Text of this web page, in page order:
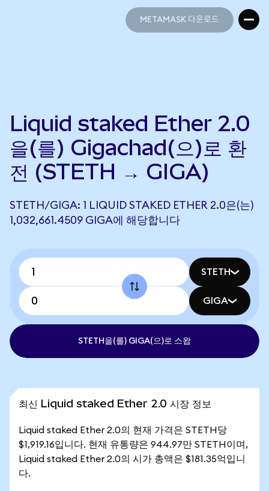
METAMASK 다운로드
Liquid staked Ether 2.0
을(를) Gigachad(으)로 환
전 (STETH → GIGA)
STETH/GIGA: 1 LIQUID STAKED ETHER 2.0은(는)
1,032,661.4509 GIGA에 해당합니다
STETH
GIGA
STETH을(를) GIGA(으)로 스왑
최신 Liquid staked Ether 2.0 시장 정보
Liquid staked Ether 2.0의 현재 가격은 STETH당
$1,919.16입니다. 현재 유통량은 944.97만 STETH이며,
Liquid staked Ether 2.0의 시가 총액은 $181.35억입니
다.